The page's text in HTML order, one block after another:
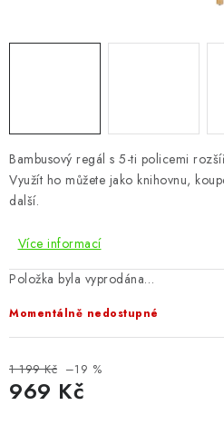
OSTATNÍ
VÝPRODEJ
Vše o nákupu Info
Reklamace
Bambusový regál s 5-ti policemi
Využít ho můžete jako knihovnu,
další.
Více informací
Položka byla vyprodána…
Momentálně nedostupné
1 199 Kč –19 %
969 Kč